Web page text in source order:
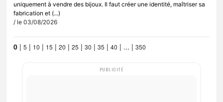
uniquement à vendre des bijoux. Il faut créer une identité, maîtriser sa
fabrication et (...)
/ le 03/08/2026
0 | 5 | 10 | 15 | 20 | 25 | 30 | 35 | 40 | ... | 350
PUBLICITÉ